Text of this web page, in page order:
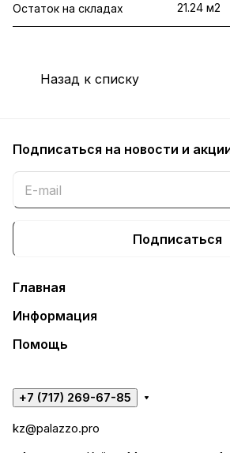
Остаток на складах 21.24 м2
Назад к списку
Подписаться на новости и
Подписаться
Главная
Информация
Помощь
+7 (717) 269-67-85
kz@palazzo.pro